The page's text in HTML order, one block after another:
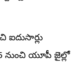
ఐదుసార్లు
నుంచి యూపీ జైల్లో